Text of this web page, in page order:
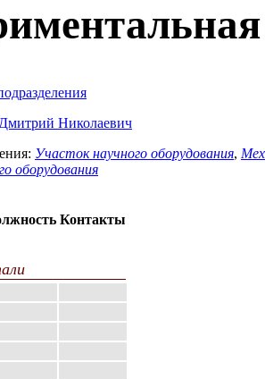
Николаевич
Участок научного оборудования,
обоpудования
Контакты